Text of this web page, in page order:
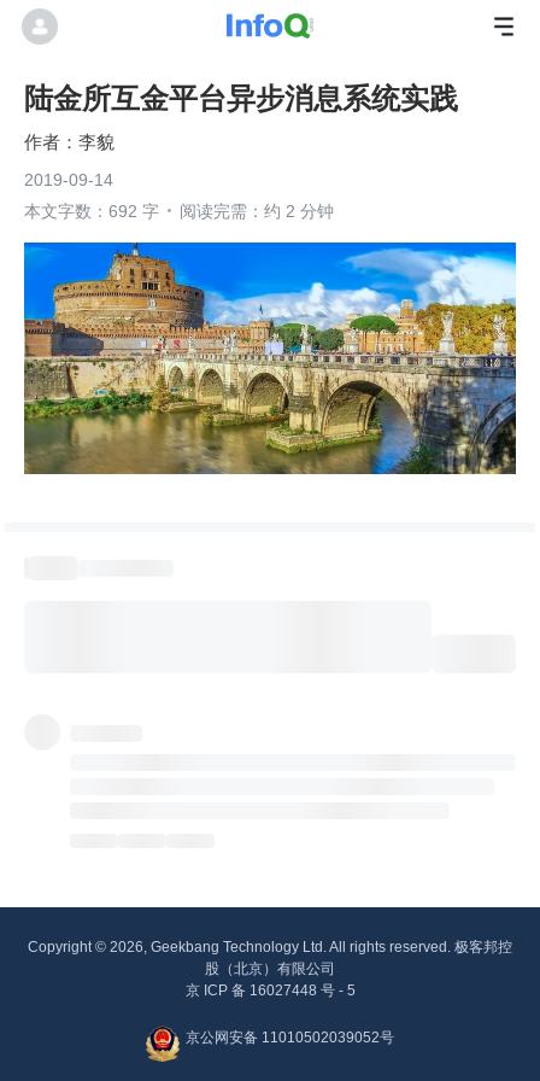
陆金所互金平台异步消息系统实践
李貌
2019-09-14
本文字数：692 字
阅读完需：约 2 分钟
Copyright © 2026, Geekbang Technology Ltd. All rights reserved. 极客邦控
股（北京）有限公司
京 ICP 备 16027448 号 - 5
京公网安备 11010502039052号